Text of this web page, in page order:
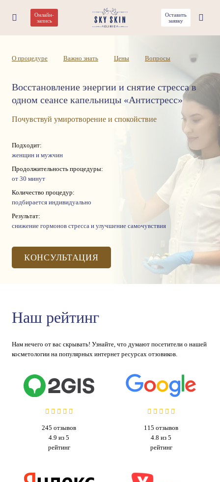
Онлайн-
запись
Оставить
заявку
Капельница «Антистресс»
О процедуре Важно знать Цены Вопросы
Восстановление энергии и снятие стресса в
одном сеансе капельницы «Антистресс»
Почувствуй умиротворение и спокойствие
Подходит:
женщин и мужчин
Продолжительность процедуры:
от 30 минут
Количество процедур:
подбирается индивидуально
Результат:
снижение гормонов стресса и улучшение самочувствия
КОНСУЛЬТАЦИЯ
Наш рейтинг
Нам нечего от вас скрывать! Узнайте, что думают посетители о нашей
косметологии на популярных интернет ресурсах отзовиков.
245 отзывов
4.9 из 5
рейтинг
115 отзывов
4.8 из 5
рейтинг